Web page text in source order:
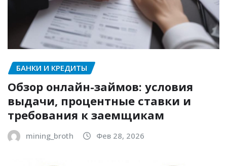
БАНКИ И КРЕДИТЫ
Обзор онлайн-займов: условия
выдачи, процентные ставки и
требования к заемщикам
mining_broth Фев 28, 2026